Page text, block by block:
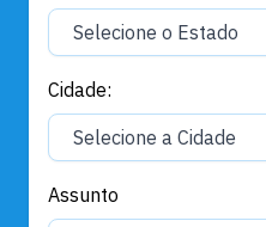
Cidade:
Assunto